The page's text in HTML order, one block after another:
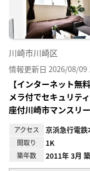
川崎市川崎区
情報更新日 2026/08/09
【インターネット無
メラ付でセキュリテ
座付川崎市マンスリ
アクセス 京浜急行電
間取り 1K
築年数 2011年 3月 築